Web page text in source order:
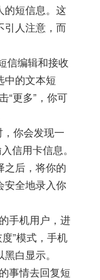
的短信息。这
引人注意，而
信编辑和接收
中的文本短
“更多”，你可
你会发现一
信用卡信息。
之后，将你的
安全地录入你
手机用户，进
度”模式，手机
白显示。
事情去回复短